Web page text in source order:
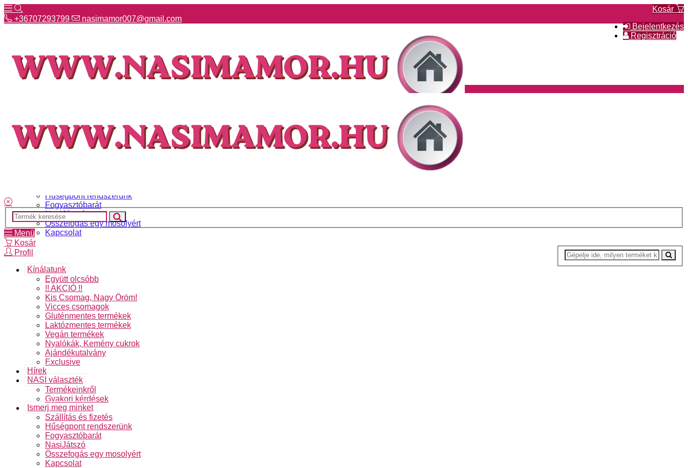
Kosár
Bejelentkezés
Regisztráció
+36707293799 nasimamor007@gmail.com
Hírek
NASI választék
Hűségpont rendszerünk
Fogyasztóbarát
NasiJátszó
Összefogás egy mosolyért
Kapcsolat
Menü
Kosár
Profil
Kínálatunk
Együtt olcsóbb
!! AKCIÓ !!
Kis Csomag, Nagy Öröm!
Vicces csomagok
Gluténmentes termékek
Laktózmentes termékek
Vegán termékek
Nyalókák, Kemény cukrok
Ajándékutalvány
Exclusive
Hírek
NASI választék
Termékeinkről
Gyakori kérdések
Ismerj meg minket
Szállítás és fizetés
Hűségpont rendszerünk
Fogyasztóbarát
NasiJátszó
Összefogás egy mosolyért
Kapcsolat